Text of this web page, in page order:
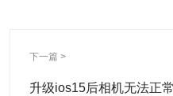
下一篇 >
升级ios15后相机无法正